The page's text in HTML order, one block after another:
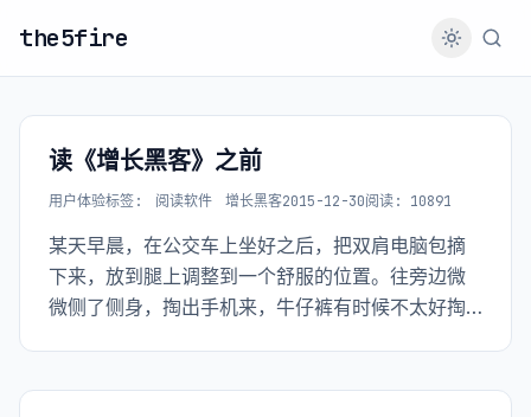
the5fire
读《增长黑客》之前
用户体验标签: 阅读软件 增长黑客2015-12-30阅读: 10891
某天早晨，在公交车上坐好之后，把双肩电脑包摘
下来，放到腿上调整到一个舒服的位置。往旁边微
微侧了侧身，掏出手机来，牛仔裤有时候不太好掏